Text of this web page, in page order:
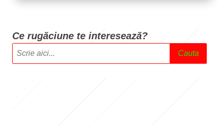
Ce rugăciune te interesează?
Cauta